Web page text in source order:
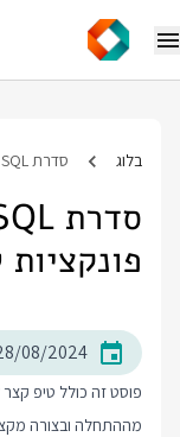
בלוג סדרת SQL בסיסי - פוסט 19 - פונקציות לסיכום מידע
08/2024
מההתחלה ובצורה